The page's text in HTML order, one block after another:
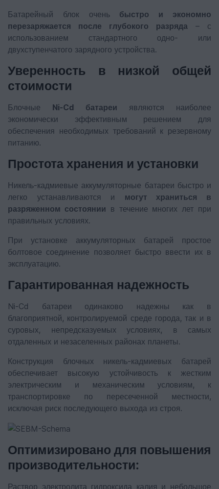
Батарейный блок очень быстро и экономно
перезаряжается после глубокого разряда – с
использованием стандартного одно- или
двухступенчатого зарядного устройства.
Уверенность в низкой общей
стоимости
Блочные Ni-Cd батареи являются наиболее
экономически эффективным решением для
обеспечения необходимых требований к резервному
питанию.
Простота хранения и установки
Никель-кадмиевые аккумуляторные батареи быстро и
легко устанавливаются и могут храниться в
разряженном состоянии в течение многих лет при
правильных условиях.
При установке аккумуляторных батарей простое
болтовое соединение позволяет быстро ввести их в
эксплуатацию.
Гарантированная надежность
Ni-Cd батареи одинаково надежны как в
благоприятной, контролируемой среде города, так и в
суровых, непредсказуемых условиях, в самых
отдаленных и незаселенных районах планеты.
Конструкция блочных никель-кадмиевых батарей
обеспечивает высокую устойчивость к жестким
электрическим и механическим условиям, к
транспортировке по пересеченной местности,
исключая риск последующего выхода из строя.
Оптимизировано для повышения
производительности:
Раствор электролита гидроксида калия и небольшое